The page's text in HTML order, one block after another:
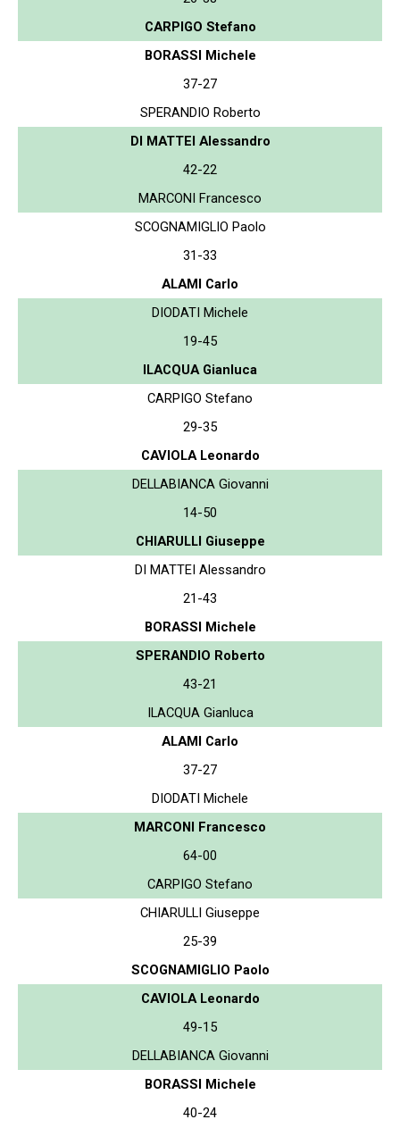
CARPIGO Stefano
BORASSI Michele
37-27
SPERANDIO Roberto
DI MATTEI Alessandro
42-22
MARCONI Francesco
SCOGNAMIGLIO Paolo
31-33
ALAMI Carlo
DIODATI Michele
19-45
ILACQUA Gianluca
CARPIGO Stefano
29-35
CAVIOLA Leonardo
DELLABIANCA Giovanni
14-50
CHIARULLI Giuseppe
DI MATTEI Alessandro
21-43
BORASSI Michele
SPERANDIO Roberto
43-21
ILACQUA Gianluca
ALAMI Carlo
37-27
DIODATI Michele
MARCONI Francesco
64-00
CARPIGO Stefano
CHIARULLI Giuseppe
25-39
SCOGNAMIGLIO Paolo
CAVIOLA Leonardo
49-15
DELLABIANCA Giovanni
BORASSI Michele
40-24